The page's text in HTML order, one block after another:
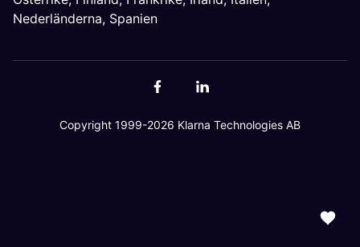
Nederländerna, Spanien
Copyright 1999-2026 Klarna Technologies AB